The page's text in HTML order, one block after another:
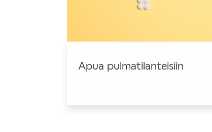
Apua pulmatilanteisiin